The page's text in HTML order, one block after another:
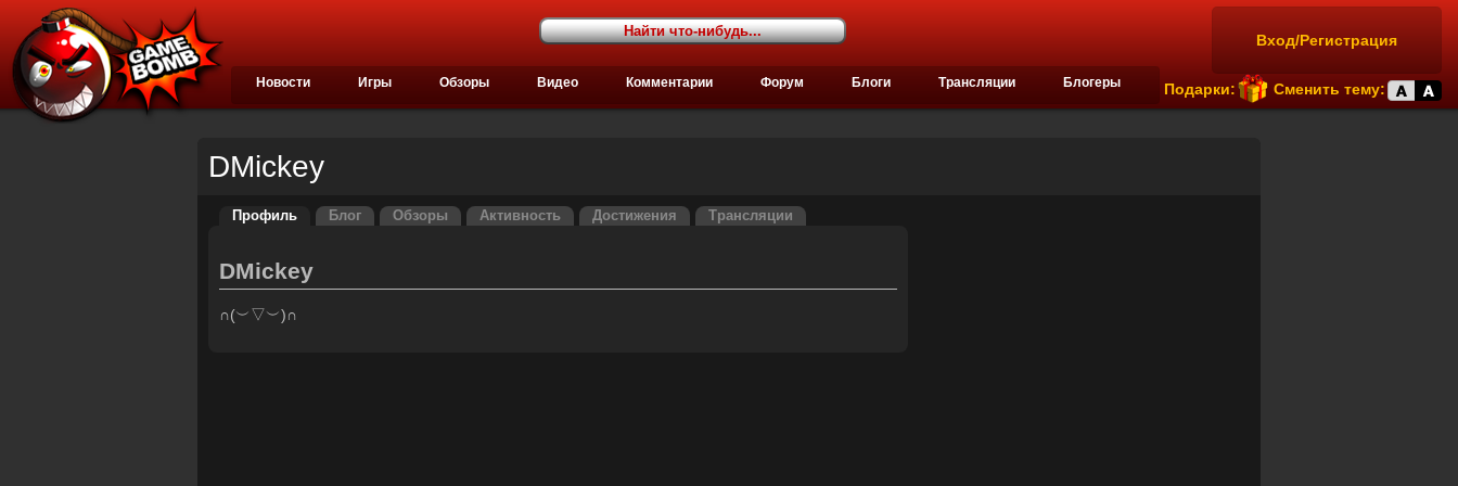
Вход/Регистрация
Подарки: Сменить тему:
Новости Игры Обзоры Видео Комментарии Форум Блоги Трансляции Блогеры
DMickey
Профиль Блог Обзоры Активность Достижения Трансляции
DMickey
∩(︶▽︶)∩